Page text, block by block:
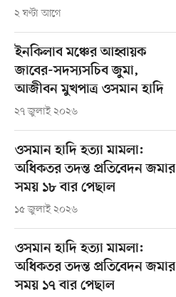
২ ঘণ্টা আগে
ইনকিলাব মঞ্চের আহ্বায়ক
জাবের-সদস্যসচিব জুমা,
আজীবন মুখপাত্র ওসমান হাদি
২৭ জুলাই ২০২৬
ওসমান হাদি হত্যা মামলা:
অধিকতর তদন্ত প্রতিবেদন জমার
সময় ১৮ বার পেছাল
১৫ জুলাই ২০২৬
ওসমান হাদি হত্যা মামলা:
অধিকতর তদন্ত প্রতিবেদন জমার
সময় ১৭ বার পেছাল